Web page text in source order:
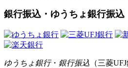
銀行振込・ゆうちょ銀行振込
ゆうちょ銀行・ 銀行振込 （三菱